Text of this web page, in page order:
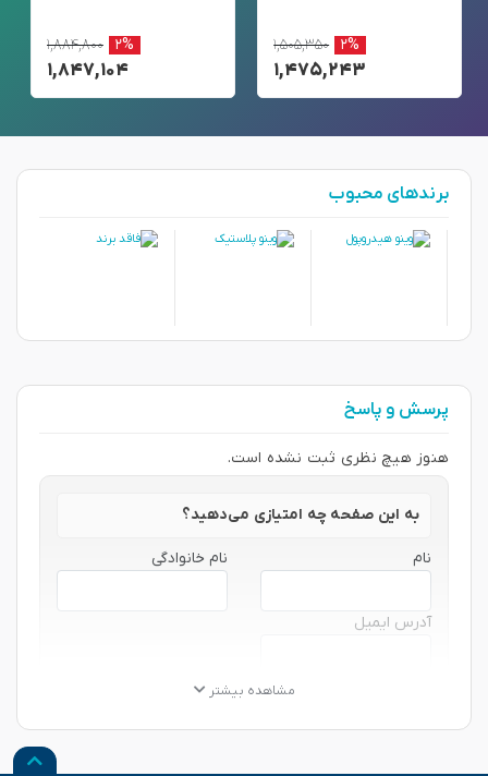
۱,۵۰۵,۳۵۰ ۲%
۱,۴۷۵,۲۴۳
۱,۸۸۴,۸۰۰ ۲%
۱,۸۴۷,۱۰۴
برندهای محبوب
پرسش و پاسخ
هنوز هیچ نظری ثبت نشده است.
به این صفحه چه امتیازی می‌دهید؟
نام نام خانوادگی
آدرس ایمیل
★
مشاهده بیشتر